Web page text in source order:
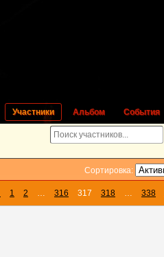
Участники Альбом События
Сортировка:
1 2 … 316 317 318 … 338